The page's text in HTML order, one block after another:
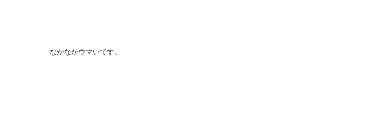
なかなかウマいです。